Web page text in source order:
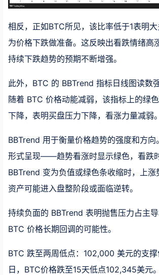
相反，正如BTC所见，该比率低于1表明
为价格下跌做准备。这反映出看跌情绪高
持续下跌趋势的预期不断增强。
此外，BTC 的 BBTrend 指标日线图读数
随着 BTC 价格动能减弱，该指标上的绿
下降，表明买盘压力下降，看涨力量减弱。
BBTrend 用于衡量价格趋势的强度和方向
形式呈现——趋势看涨时显示绿色，看跌
BBTrend 变为负值或绿色条收缩时，上涨
资产可能进入盘整阶段或面临逆转。
持续负面的 BBTrend 表明抛售压力占主
BTC 价格长期回调的可能性。
BTC 跌至两周低点：102,000 美元的支
日，BTC价格跌至15天低点102,345美元